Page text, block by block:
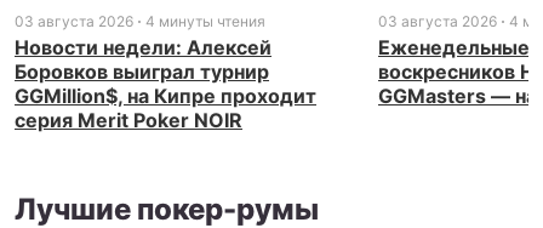
03 августа 2026 4 минуты чтения
Новости недели: Алексей
Боровков выиграл турнир
GGMillion$, на Кипре проходит
серия Merit Poker NOIR
03 августа 2026 4
Еженедельные
воскресников
GGMasters — на
Лучшие покер-румы